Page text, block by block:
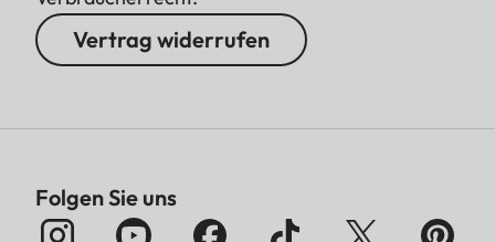
Vertrag widerrufen
Folgen Sie uns